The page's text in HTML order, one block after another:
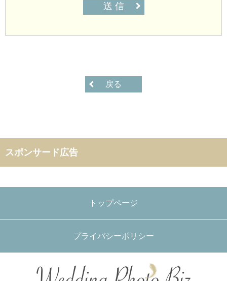
送 信
戻る
スポンサード広告
トップページ
プライバシーポリシー